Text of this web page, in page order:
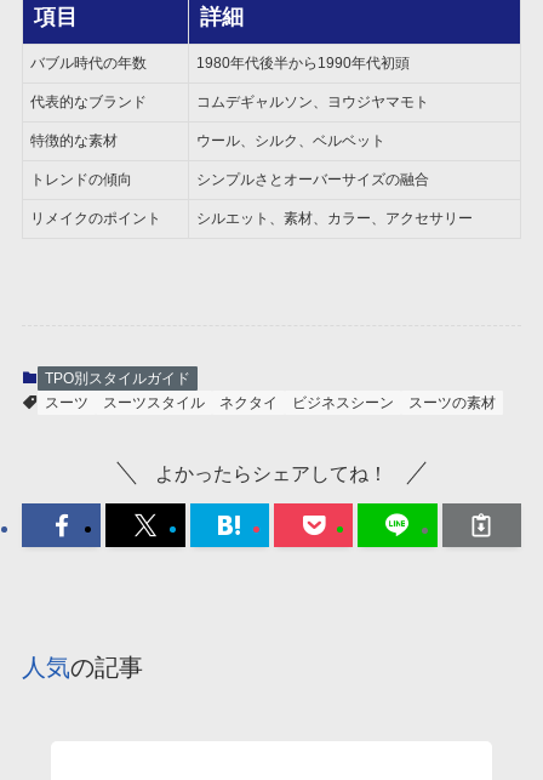
項目 詳細
バブル時代の年数 1980年代後半から1990年代初頭
代表的なブランド コムデギャルソン、ヨウジヤマモト
特徴的な素材 ウール、シルク、ベルベット
トレンドの傾向 シンプルさとオーバーサイズの融合
リメイクのポイント シルエット、素材、カラー、アクセサリー
TPO別スタイルガイド
スーツ
スーツスタイル ネクタイ ビジネスシーン スーツの素材
よかったらシェアしてね！
人気の記事